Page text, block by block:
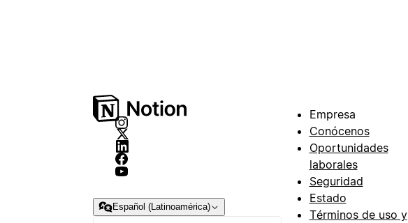
Español (Latinoamérica)
Empresa
Conócenos
Oportunidades
laborales
Seguridad
Estado
Términos de uso y